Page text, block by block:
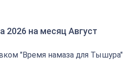
2026 на месяц Август
"Время намаза для Тышура"